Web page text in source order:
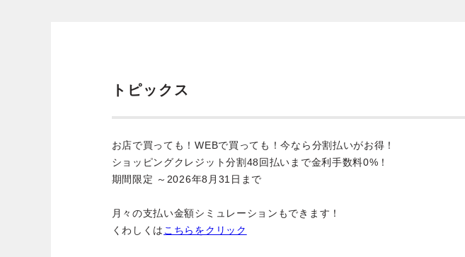
トピックス
お店で買っても！WEBで買っても！今なら分割払いがお得！
ショッピングクレジット分割48回払いまで金利手数料0%！
期間限定 ～2026年8月31日まで
月々の支払い金額シミュレーションもできます！
くわしくは こちらをクリック